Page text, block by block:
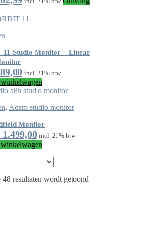
prijs
is:
€ 202,99.
11 Studio Monitor – Linear
Huidige
prijs
is:
€ 789,00.
incl. 21% btw
winkelwagen
, Adam studio monitor
Monitor
1.499,00Huidige
prijs
is:
€ 1.499,00.
incl. 21% btw
winkelwagen
48 resultaten wordt getoond